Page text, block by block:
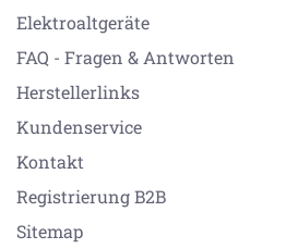
Elektroaltgeräte
FAQ - Fragen & Antworten
Herstellerlinks
Kundenservice
Kontakt
Registrierung B2B
Sitemap